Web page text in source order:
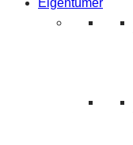
Eigentümer